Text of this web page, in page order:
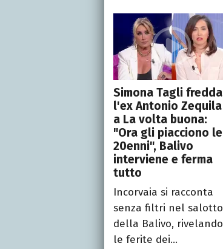
Simona Tagli fredda
l'ex Antonio Zequila
a La volta buona:
"Ora gli piacciono le
20enni", Balivo
interviene e ferma
tutto
Incorvaia si racconta
senza filtri nel salotto
della Balivo, rivelando
le ferite dei...